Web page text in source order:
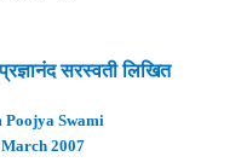
सरस्वती लिखित
Poojya Swami
2007